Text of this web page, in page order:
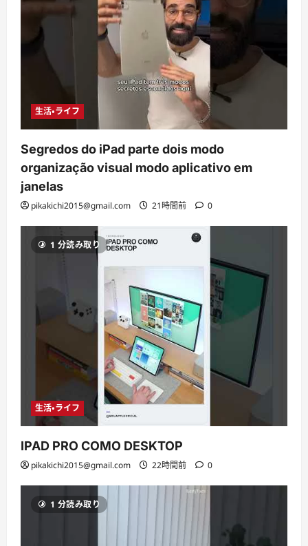
生活・ライフ
Segredos do iPad parte dois modo
organização visual modo aplicativo em
janelas
pikakichi2015@gmail.com 21時間前 0
1 分読み取り
生活・ライフ
IPAD PRO COMO DESKTOP
pikakichi2015@gmail.com 22時間前 0
1 分読み取り